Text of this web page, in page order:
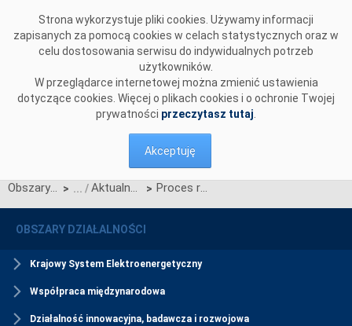
Strona wykorzystuje pliki cookies. Używamy informacji
zapisanych za pomocą cookies w celach statystycznych oraz w
celu dostosowania serwisu do indywidualnych potrzeb
użytkowników.
W przeglądarce internetowej można zmienić ustawienia
dotyczące cookies. Więcej o plikach cookies i o ochronie Twojej
prywatności przeczytasz tutaj
Akceptuję
Obszary działalności > Aktualności Portalu Partnera Biznesowego > Proces rejestracji konta Administratora Bezpieczeństwa Partnera Biznesowego (ABPB) – aktualizacja
OBSZARY DZIAŁALNOŚCI
Krajowy System Elektroenergetyczny
Współpraca międzynarodowa
Działalność innowacyjna, badawcza i rozwojowa